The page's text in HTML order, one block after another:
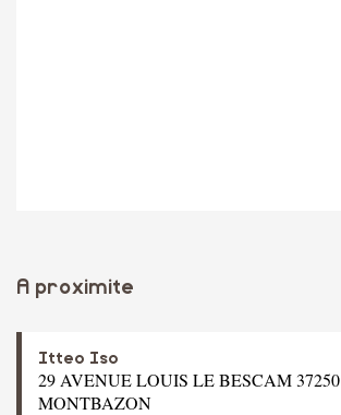
A proximite
Itteo Iso
29 AVENUE LOUIS LE BESCAM 37250
MONTBAZON